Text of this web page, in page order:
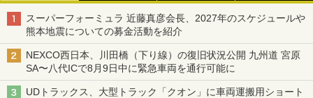
スーパーフォーミュラ 近藤真彦会長、2027年のスケジュールや
熊本地震についての募金活動を紹介
NEXCO西日本、川田橋（下り線）の復旧状況公開 九州道 宮原
SA〜八代ICで8月9日中に緊急車両を通行可能に
UDトラックス、大型トラック「クオン」に車両運搬用ショート